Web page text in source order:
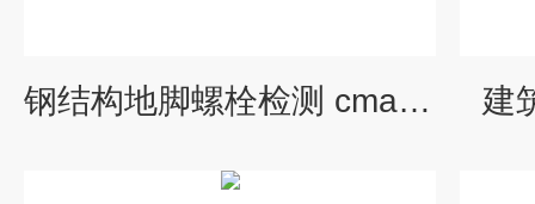
钢结构地脚螺栓检测 cma检测机构 建